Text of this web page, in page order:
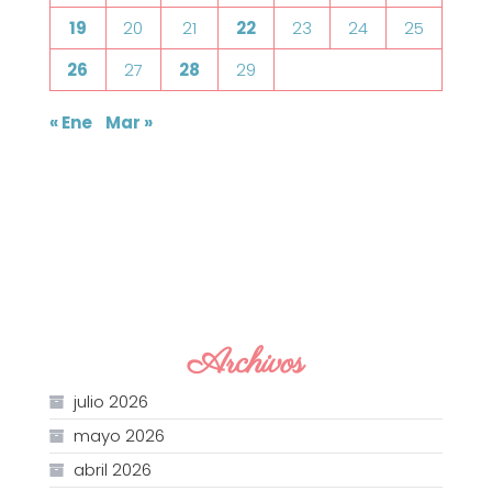
19
20 21 22 23 24
25
26
27 28 29
« Ene Mar »
Archivos
julio 2026
mayo 2026
abril 2026